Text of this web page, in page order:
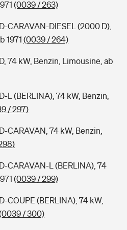
(0039 / 263)
CARAVAN-DIESEL (2000 D),
1971 (0039 / 264)
74 kW, Benzin, Limousine, ab
L (BERLINA), 74 kW, Benzin,
/ 297)
CARAVAN, 74 kW, Benzin,
CARAVAN-L (BERLINA), 74
(0039 / 299)
COUPE (BERLINA), 74 kW,
/ 300)